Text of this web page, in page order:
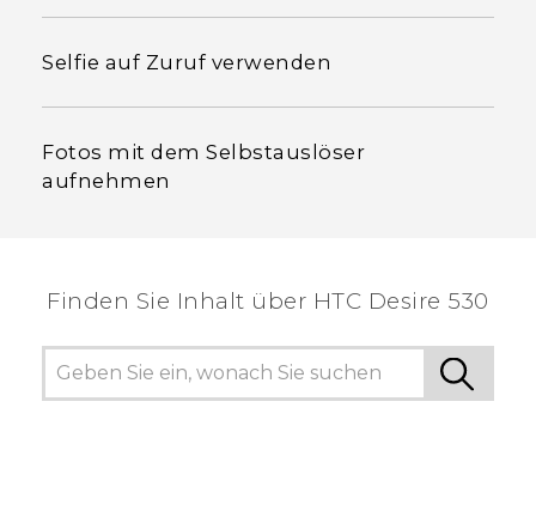
Selfie auf Zuruf verwenden
Fotos mit dem Selbstauslöser
aufnehmen
Finden Sie Inhalt über‎ HTC Desire 530